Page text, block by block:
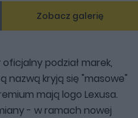
Zobacz galerię
podział marek,
nazwą kryją się "masowe"
mają logo Lexusa.
- w ramach nowej